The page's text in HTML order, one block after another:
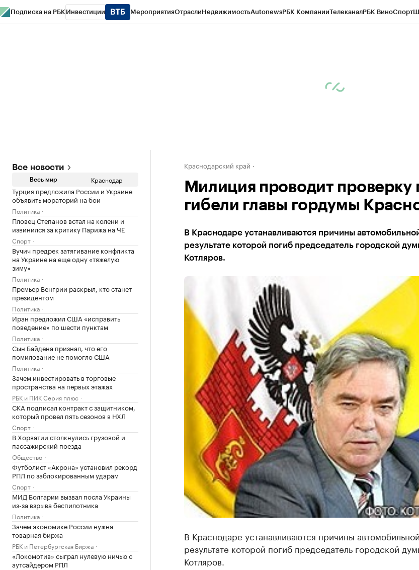
Подписка на РБК Инвестиции МероприятияОтраслиНедвижимостьAutonewsРБК КомпанииТелеканалРБК ВиноСпорт
Все новости
Весь мир Краснодар
Турция предложила России и Украине
объявить мораторий на бои
Политика
Пловец Степанов встал на колени и
извинился за критику Парижа на ЧЕ
Спорт
Вучич предрек затягивание конфликта
на Украине на еще одну «тяжелую
зиму»
Политика
Премьер Венгрии раскрыл, кто станет
президентом
Политика
Иран предложил США «исправить
поведение» по шести пунктам
Политика
Сын Байдена признал, что его
помилование не помогло США
Политика
Зачем инвестировать в торговые
пространства на первых этажах
РБК и ПИК Серия плюс
СКА подписал контракт с защитником,
который провел пять сезонов в НХЛ
Спорт
В Хорватии столкнулись грузовой и
пассажирский поезда
Общество
Футболист «Акрона» установил рекорд
РПЛ по заблокированным ударам
Спорт
МИД Болгарии вызвал посла Украины
из-за взрыва беспилотника
Политика
Зачем экономике России нужна
товарная биржа
РБК и Петербургская Биржа
«Локомотив» сыграл нулевую ничью с
аутсайдером РПЛ
Краснодарский край
Милиция проводит проверку
гибели главы гордумы
В Краснодаре устанавливаются причины
результате которой погиб председатель городской
Котляров.
В Краснодаре устанавливаются причины
результате которой погиб председатель городской
Котляров.